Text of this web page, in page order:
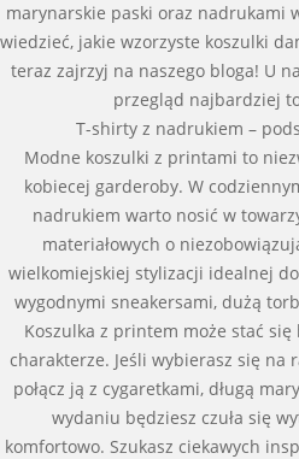
marynarskie paski oraz nadrukami
wiedzieć, jakie wzorzyste koszulki
teraz zajrzyj na naszego bloga! U
przegląd najbardziej
T-shirty z nadrukiem –
Modne koszulki z printami to
kobiecej garderoby. W
nadrukiem warto nosić w
materiałowych o
wielkomiejskiej stylizacji idealnej
wygodnymi sneakersami, dużą
Koszulka z printem może stać
charakterze. Jeśli wybierasz się na
połącz ją z cygaretkami, długą
wydaniu będziesz czuła się
komfortowo. Szukasz ciekawych